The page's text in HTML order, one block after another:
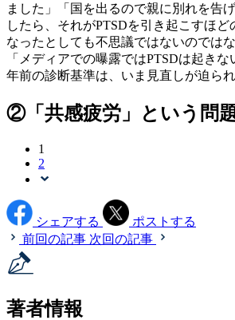
ました」「国を出るので親に別れを告
したら、それがPTSDを引き起こすほど
なったとしても不思議ではないのではな
「メディアでの曝露ではPTSDは起き
年前の診断基準は、いま見直しが迫ら
②「共感疲労」という問
1
2
シェアする
ポストする
前回の記事 次回の記事
著者情報